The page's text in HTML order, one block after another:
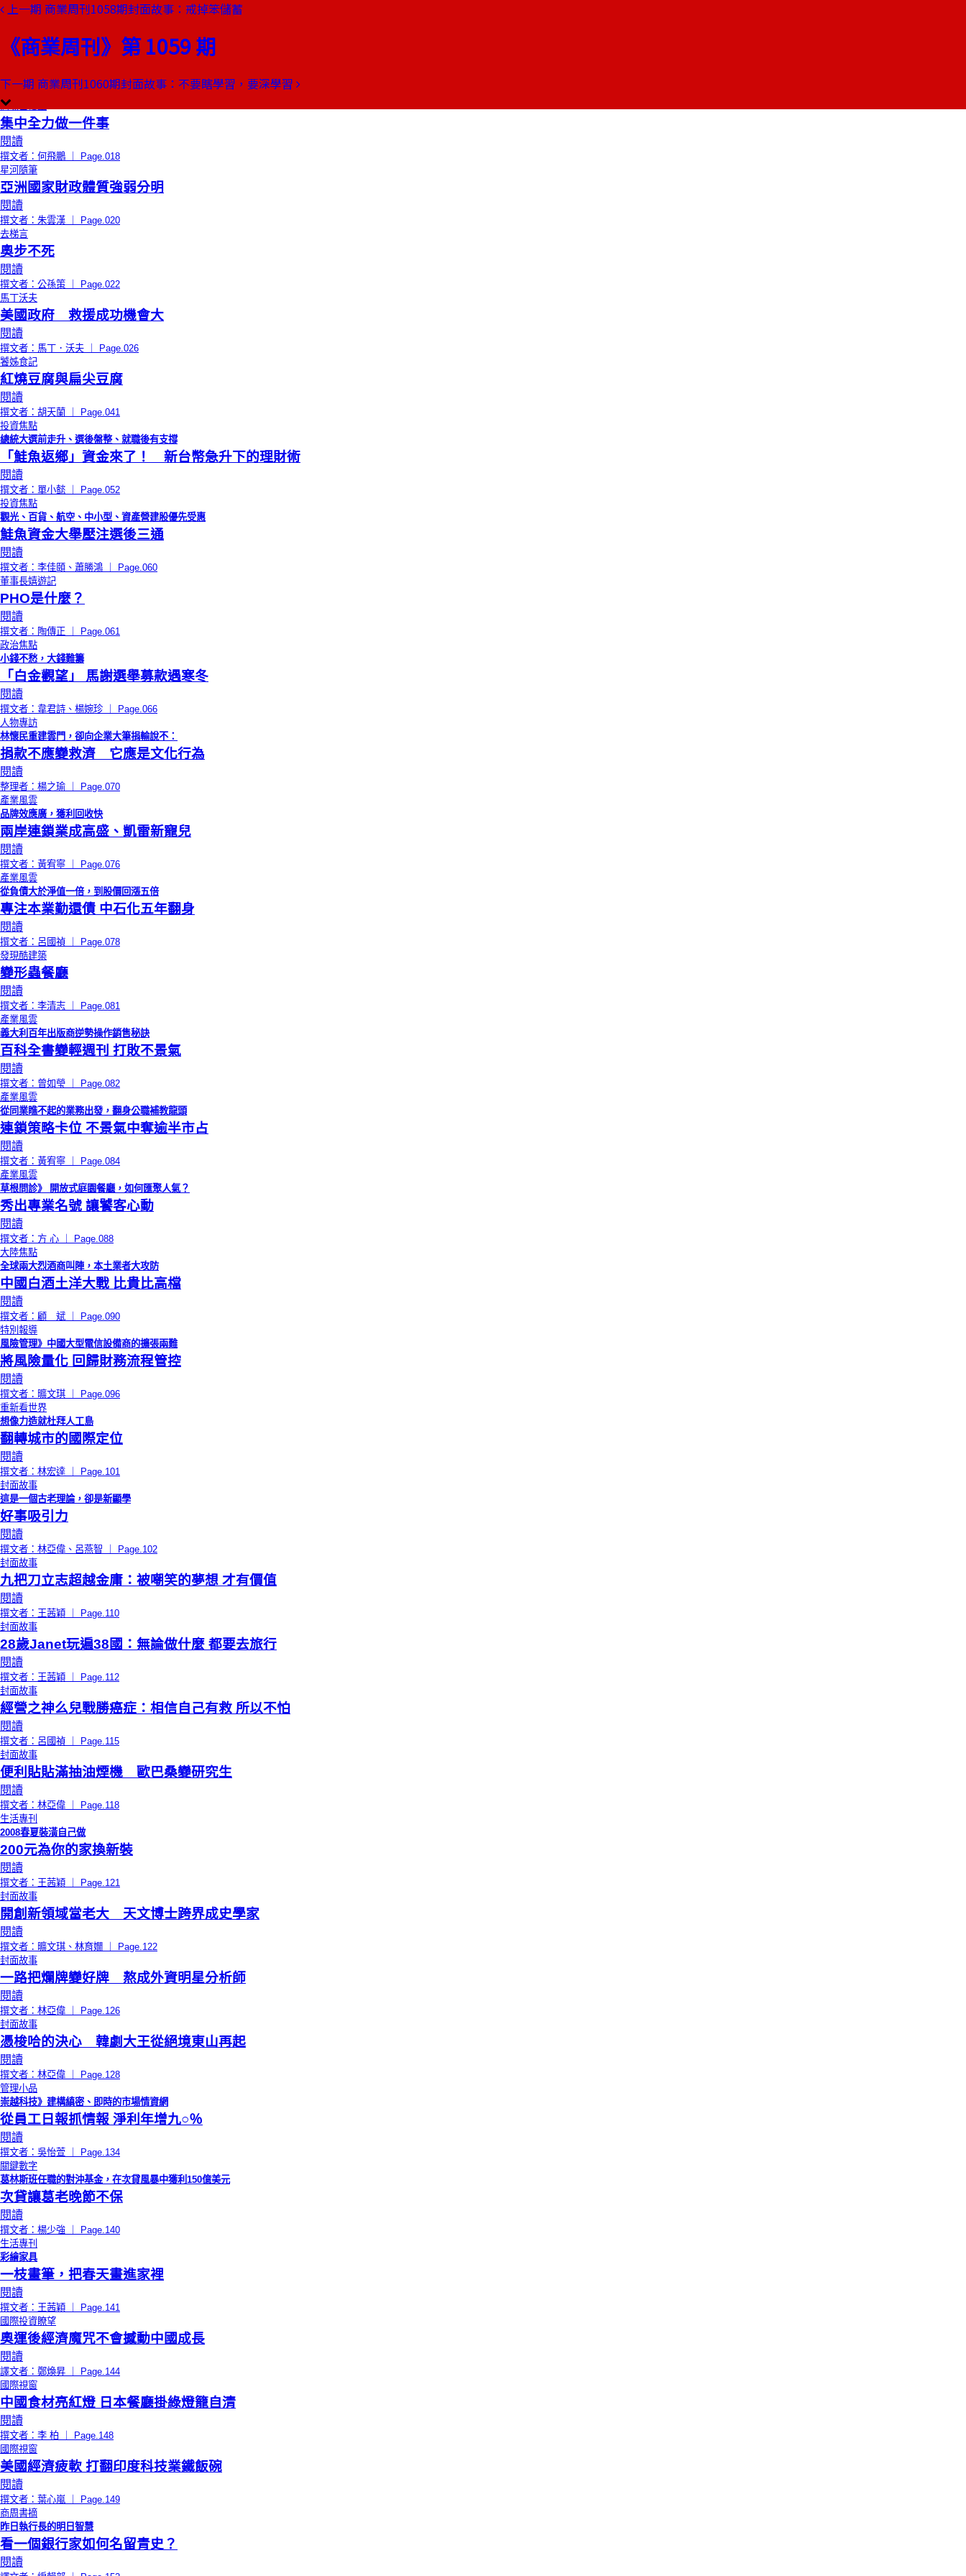
上一期 商業周刊1058期封面故事：戒掉笨儲蓄
《商業周刊》第 1059 期
下一期 商業周刊1060期封面故事：不要瞎學習，要深學習
本期目錄
限時免費總編輯的話
認識後藤高志
閱讀
撰文者：王文靜 ｜ Page.016
商場自慢塾
集中全力做一件事
閱讀
撰文者：何飛鵬 ｜ Page.018
星河隨筆
亞洲國家財政體質強弱分明
閱讀
撰文者：朱雲漢 ｜ Page.020
去梯言
奧步不死
閱讀
撰文者：公孫策 ｜ Page.022
馬丁沃夫
美國政府 救援成功機會大
閱讀
撰文者：馬丁．沃夫 ｜ Page.026
饕姊食記
紅燒豆腐與扁尖豆腐
閱讀
撰文者：胡天蘭 ｜ Page.041
投資焦點
總統大選前走升、選後盤整、就職後有支撐
「鮭魚返鄉」資金來了！ 新台幣急升下的理財術
閱讀
撰文者：單小懿 ｜ Page.052
投資焦點
觀光、百貨、航空、中小型、資產營建股優先受惠
鮭魚資金大舉壓注選後三通
閱讀
撰文者：李佳頤、蕭勝鴻 ｜ Page.060
董事長嬉遊記
PHO是什麼？
閱讀
撰文者：陶傳正 ｜ Page.061
政治焦點
小錢不愁，大錢難籌
「白金觀望」 馬謝選舉募款遇寒冬
閱讀
撰文者：韋君詩、楊婉珍 ｜ Page.066
人物專訪
林懷民重建雲門，卻向企業大筆捐輸說不：
捐款不應變救濟 它應是文化行為
閱讀
整理者：楊之瑜 ｜ Page.070
產業風雲
品牌效應廣，獲利回收快
兩岸連鎖業成高盛、凱雷新寵兒
閱讀
撰文者：黃宥寧 ｜ Page.076
產業風雲
從負債大於淨值一倍，到股價回漲五倍
專注本業勤還債 中石化五年翻身
閱讀
撰文者：呂國禎 ｜ Page.078
發現酷建築
變形蟲餐廳
閱讀
撰文者：李清志 ｜ Page.081
產業風雲
義大利百年出版商逆勢操作銷售秘訣
百科全書變輕週刊 打敗不景氣
閱讀
撰文者：曾如瑩 ｜ Page.082
產業風雲
從同業瞧不起的業務出發，翻身公職補教龍頭
連鎖策略卡位 不景氣中奪逾半市占
閱讀
撰文者：黃宥寧 ｜ Page.084
產業風雲
草根問診》 開放式庭園餐廳，如何匯聚人氣？
秀出專業名號 讓饕客心動
閱讀
撰文者：方 心 ｜ Page.088
大陸焦點
全球兩大烈酒商叫陣，本土業者大攻防
中國白酒土洋大戰 比貴比高檔
閱讀
撰文者：顧 斌 ｜ Page.090
特別報導
風險管理》中國大型電信設備商的擴張兩難
將風險量化 回歸財務流程管控
閱讀
撰文者：曠文琪 ｜ Page.096
重新看世界
想像力造就杜拜人工島
翻轉城市的國際定位
閱讀
撰文者：林宏達 ｜ Page.101
封面故事
這是一個古老理論，卻是新顯學
好事吸引力
閱讀
撰文者：林亞偉、呂燕智 ｜ Page.102
封面故事
九把刀立志超越金庸：被嘲笑的夢想 才有價值
閱讀
撰文者：王茜穎 ｜ Page.110
封面故事
28歲Janet玩遍38國：無論做什麼 都要去旅行
閱讀
撰文者：王茜穎 ｜ Page.112
封面故事
經營之神么兒戰勝癌症：相信自己有救 所以不怕
閱讀
撰文者：呂國禎 ｜ Page.115
封面故事
便利貼貼滿抽油煙機 歐巴桑變研究生
閱讀
撰文者：林亞偉 ｜ Page.118
生活專刊
2008春夏裝潢自己做
200元為你的家換新裝
閱讀
撰文者：王茜穎 ｜ Page.121
封面故事
開創新領域當老大 天文博士跨界成史學家
閱讀
撰文者：曠文琪、林育嫺 ｜ Page.122
封面故事
一路把爛牌變好牌 熬成外資明星分析師
閱讀
撰文者：林亞偉 ｜ Page.126
封面故事
憑梭哈的決心 韓劇大王從絕境東山再起
閱讀
撰文者：林亞偉 ｜ Page.128
管理小品
崇越科技》建構縝密、即時的市場情資網
從員工日報抓情報 淨利年增九○％
閱讀
撰文者：吳怡萱 ｜ Page.134
關鍵數字
葛林斯班任職的對沖基金，在次貸風暴中獲利150億美元
次貸讓葛老晚節不保
閱讀
撰文者：楊少強 ｜ Page.140
生活專刊
彩繪家具
一枝畫筆，把春天畫進家裡
閱讀
撰文者：王茜穎 ｜ Page.141
國際投資瞭望
奧運後經濟魔咒不會撼動中國成長
閱讀
譯文者：鄭煥昇 ｜ Page.144
國際視窗
中國食材亮紅燈 日本餐廳掛綠燈籠自清
閱讀
撰文者：李 柏 ｜ Page.148
國際視窗
美國經濟疲軟 打翻印度科技業鐵飯碗
閱讀
撰文者：葉心嵐 ｜ Page.149
商周書摘
昨日執行長的明日智慧
看一個銀行家如何名留青史？
閱讀